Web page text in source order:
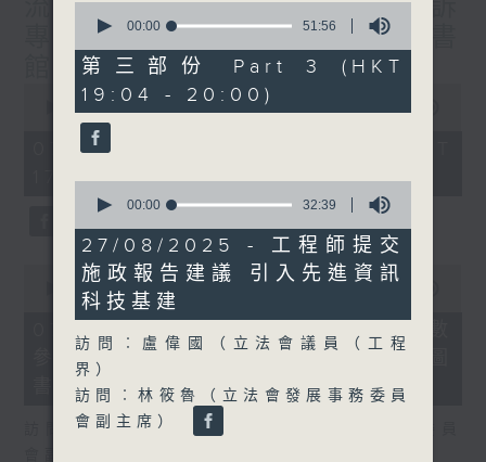
流動圖書館使用人數參差 申訴
專員主動調查康文署三項圖書
館服務
seconds
07/08/2026 - 足本 Full (HKT
17:00 - 18:00)
seconds
minutes,
seconds
00:00
07/08/2026 - 流動圖書館使用人數
參差 申訴專員主動調查康文署三項圖
書館服務
訪問：何敬康（立法會民政及文化體育事務委員
seconds
51
minutes,
56
seconds
00:00 51:56
第三部份 Part 3 (HKT
19:04 - 20:00)
seconds
32
minutes,
39
seconds
00:00 32:39
27/08/2025 - 工程師提交
施政報告建議 引入先進資訊
科技基建
訪問︰盧偉國（立法會議員（工程
界）
訪問︰林筱魯（立法會發展事務委員
會副主席）